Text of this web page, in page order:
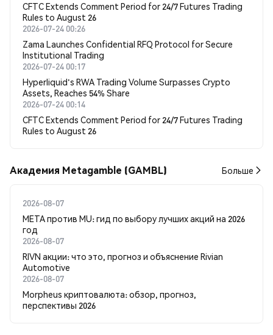
CFTC Extends Comment Period for 24/7 Futures Trading
Rules to August 26
2026-07-24 00:26
Zama Launches Confidential RFQ Protocol for Secure
Institutional Trading
2026-07-24 00:17
Hyperliquid's RWA Trading Volume Surpasses Crypto
Assets, Reaches 54% Share
2026-07-24 00:14
CFTC Extends Comment Period for 24/7 Futures Trading
Rules to August 26
Академия Metagamble (GAMBL) Больше
2026-08-07
META против MU: гид по выбору лучших акций на 2026
год
2026-08-07
RIVN акции: что это, прогноз и объяснение Rivian
Automotive
2026-08-07
Morpheus криптовалюта: обзор, прогноз,
перспективы 2026